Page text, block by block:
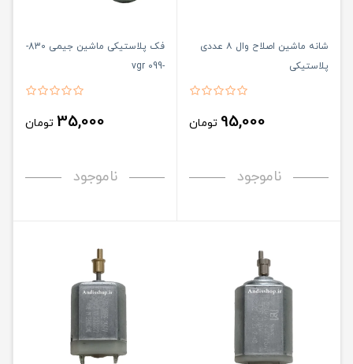
شانه ماشین اصلاح وال ۸ عددی
پلاستیکی
95,000 تومان
ناموجود
فک پلاستیکی ماشین جیمی 830-
-vgr 099
35,000 تومان
ناموجود